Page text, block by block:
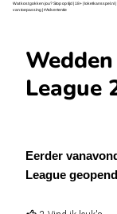
Wat kost gokken jou? Stop op tijd | 18+ |
van toepassing | #Advertentie
League
Eerder
League